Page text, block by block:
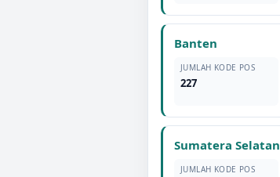
Banten
JUMLAH KODE POS
227
Sumatera Selatan
JUMLAH KODE POS